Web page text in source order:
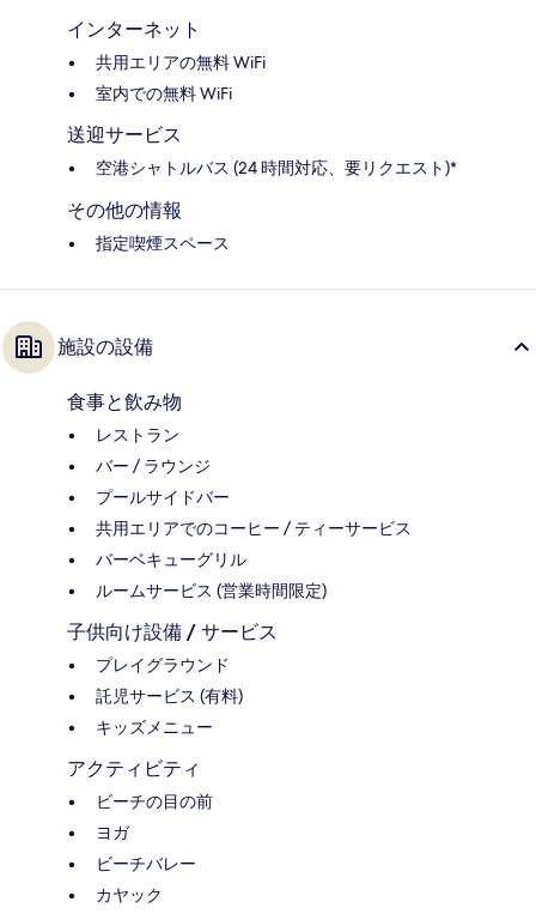
インターネット
共用エリアの無料 WiFi
室内での無料 WiFi
送迎サービス
空港シャトルバス (24 時間対応、要リクエスト)*
その他の情報
指定喫煙スペース
施設の設備
食事と飲み物
レストラン
バー / ラウンジ
プールサイドバー
共用エリアでのコーヒー / ティーサービス
バーベキューグリル
ルームサービス (営業時間限定)
子供向け設備 / サービス
プレイグラウンド
託児サービス (有料)
キッズメニュー
アクティビティ
ビーチの目の前
ヨガ
ビーチバレー
カヤック